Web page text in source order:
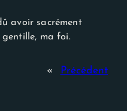
avoir sacrément
gentille, ma foi.
«
Précédent